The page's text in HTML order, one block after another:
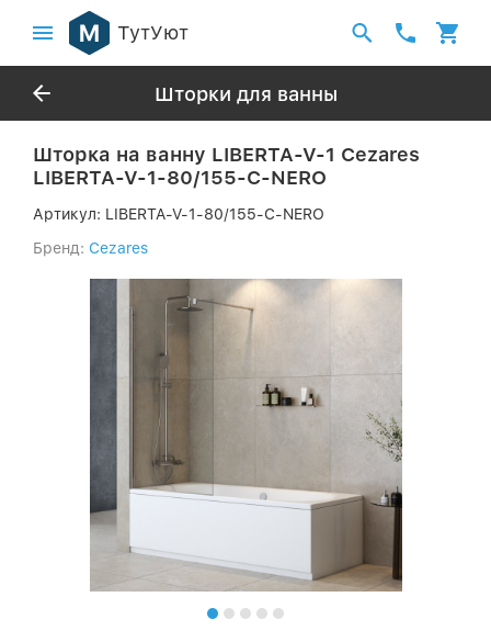
ТутУют
Шторки для ванны
Шторка на ванну LIBERTA-V-1 Cezares
LIBERTA-V-1-80/155-C-NERO
Артикул: LIBERTA-V-1-80/155-C-NERO
Бренд: Cezares